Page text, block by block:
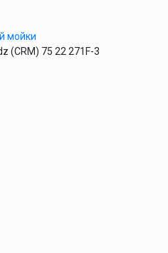
мойки
(CRM) 75 22 271F-3